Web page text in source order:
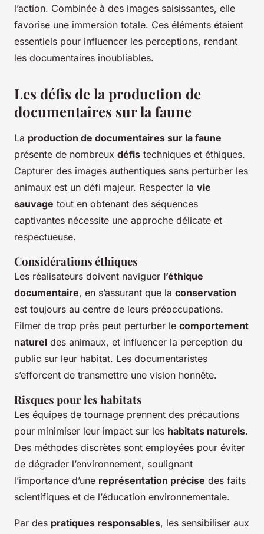
l’action. Combinée à des images saisissantes, elle
favorise une immersion totale. Ces éléments étaient
essentiels pour influencer les perceptions, rendant
les documentaires inoubliables.
Les défis de la production de
documentaires sur la faune
La production de documentaires sur la faune
présente de nombreux défis techniques et éthiques.
Capturer des images authentiques sans perturber les
animaux est un défi majeur. Respecter la vie
sauvage tout en obtenant des séquences
captivantes nécessite une approche délicate et
respectueuse.
Considérations éthiques
Les réalisateurs doivent naviguer l’éthique
documentaire, en s’assurant que la conservation
est toujours au centre de leurs préoccupations.
Filmer de trop près peut perturber le comportement
naturel des animaux, et influencer la perception du
public sur leur habitat. Les documentaristes
s’efforcent de transmettre une vision honnête.
Risques pour les habitats
Les équipes de tournage prennent des précautions
pour minimiser leur impact sur les habitats naturels.
Des méthodes discrètes sont employées pour éviter
de dégrader l’environnement, soulignant
l’importance d’une représentation précise des faits
scientifiques et de l’éducation environnementale.
Par des pratiques responsables, les sensibiliser aux